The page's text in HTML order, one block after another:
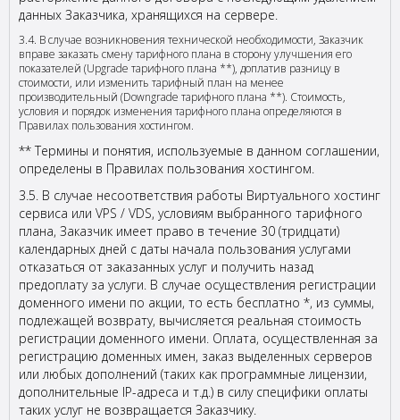
данных Заказчика, хранящихся на сервере.
3.4. В случае возникновения технической необходимости, Заказчик
вправе заказать смену тарифного плана в сторону улучшения его
показателей (Upgrade тарифного плана **), доплатив разницу в
стоимости, или изменить тарифный план на менее
производительный (Downgrade тарифного плана **). Стоимость,
условия и порядок изменения тарифного плана определяются в
Правилах пользования хостингом.
** Термины и понятия, используемые в данном соглашении,
определены в Правилах пользования хостингом.
3.5. В случае несоответствия работы Виртуального хостинг
сервиса или VPS / VDS, условиям выбранного тарифного
плана, Заказчик имеет право в течение 30 (тридцати)
календарных дней с даты начала пользования услугами
отказаться от заказанных услуг и получить назад
предоплату за услуги. В случае осуществления регистрации
доменного имени по акции, то есть бесплатно *, из суммы,
подлежащей возврату, вычисляется реальная стоимость
регистрации доменного имени. Оплата, осуществленная за
регистрацию доменных имен, заказ выделенных серверов
или любых дополнений (таких как программные лицензии,
дополнительные IP-адреса и т.д.) в силу специфики оплаты
таких услуг не возвращается Заказчику.